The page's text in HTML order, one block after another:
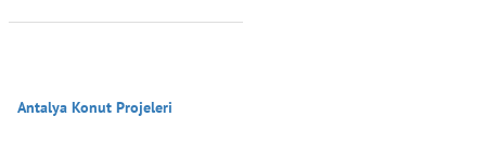
Antalya Konut Projeleri